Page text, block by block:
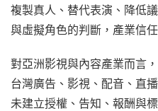
複製真人、替代表演、降低
與虛擬角色的判斷，產業信
對亞洲影視與內容產業而言
台灣廣告、影視、配音、直
未建立授權、告知、報酬與